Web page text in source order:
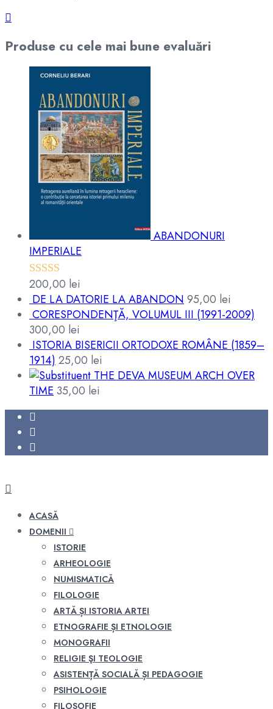
Produse cu cele mai bune evaluări
ABANDONURI
IMPERIALE
Evaluat la
5.00din 5
200,00 lei
DE LA DATORIE LA ABANDON95,00 lei
CORESPONDENŢĂ, VOLUMUL III (1991-2009)
300,00 lei
ISTORIA BISERICII ORTODOXE ROMÂNE (1859–
1914)25,00 lei
THE DEVA MUSEUM ARCH OVER
TIME35,00 lei
ACASĂ
DOMENII
ISTORIE
ARHEOLOGIE
NUMISMATICĂ
FILOLOGIE
ARTĂ ȘI ISTORIA ARTEI
ETNOGRAFIE ȘI ETNOLOGIE
MONOGRAFII
RELIGIE ŞI TEOLOGIE
ASISTENȚĂ SOCIALĂ ȘI PEDAGOGIE
PSIHOLOGIE
FILOSOFIE